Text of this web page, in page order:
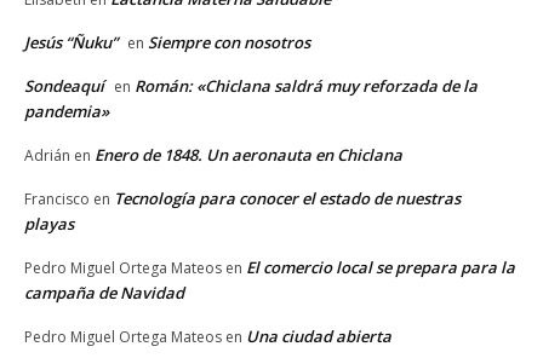
Jesús “Ñuku” en Siempre con nosotros
Sondeaquí en Román: «Chiclana saldrá muy reforzada de la
pandemia»
Adrián en Enero de 1848. Un aeronauta en Chiclana
Francisco en Tecnología para conocer el estado de nuestras
playas
Pedro Miguel Ortega Mateos en El comercio local se prepara para la
campaña de Navidad
Pedro Miguel Ortega Mateos en Una ciudad abierta